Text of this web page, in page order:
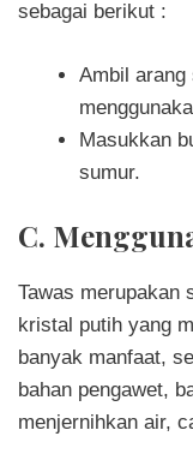
sebagai berikut :
Ambil arang
Masukkan
sumur.
C.
Tawas merupakan
kristal putih yang
banyak manfaat,
bahan pengawet,
menjernihkan air,